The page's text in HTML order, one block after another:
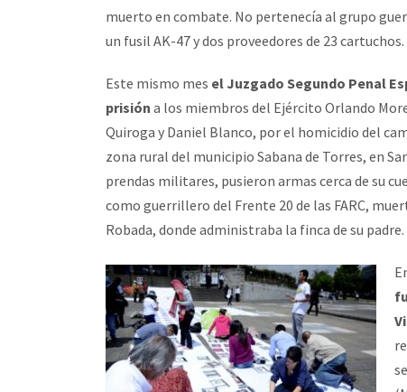
muerto en combate. No pertenecía al grupo
un fusil AK-47 y dos proveedores de 23 cartuchos.
Este mismo mes el Juzgado Segundo Penal
prisión a los miembros del Ejército Orlando
Quiroga y Daniel Blanco, por el homicidio del
zona rural del municipio Sabana de Torres, en
prendas militares, pusieron armas cerca de su
como guerrillero del Frente 20 de las FARC,
Robada, donde administraba la finca de su padre.